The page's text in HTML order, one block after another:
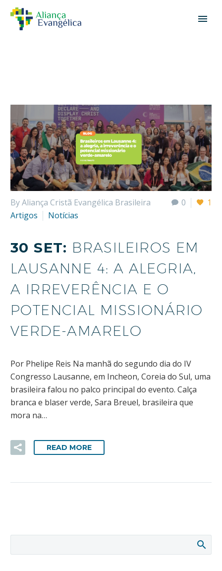
0 1
By Aliança Cristã Evangélica Brasileira
Artigos
Notícias
30 SET: BRASILEIROS EM
LAUSANNE 4: A ALEGRIA,
A IRREVERÊNCIA E O
POTENCIAL MISSIONÁRIO
VERDE-AMARELO
Por Phelipe Reis Na manhã do segundo dia do IV
Congresso Lausanne, em Incheon, Coreia do Sul, uma
brasileira falou no palco principal do evento. Calça
branca e blaser verde, Sara Breuel, brasileira que
mora na…
READ MORE